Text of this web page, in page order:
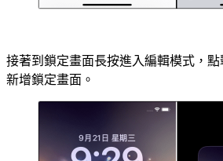
接著到鎖定畫面長按進入編輯模式，
新增鎖定畫面。